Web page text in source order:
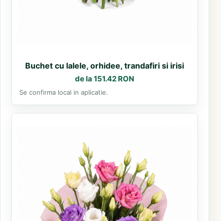
Buchet cu lalele, orhidee, trandafiri si irisi
de la 151.42 RON
Se confirma local in aplicatie.